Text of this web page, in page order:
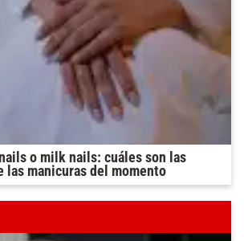
o milk nails: cuáles son las
manicuras del momento